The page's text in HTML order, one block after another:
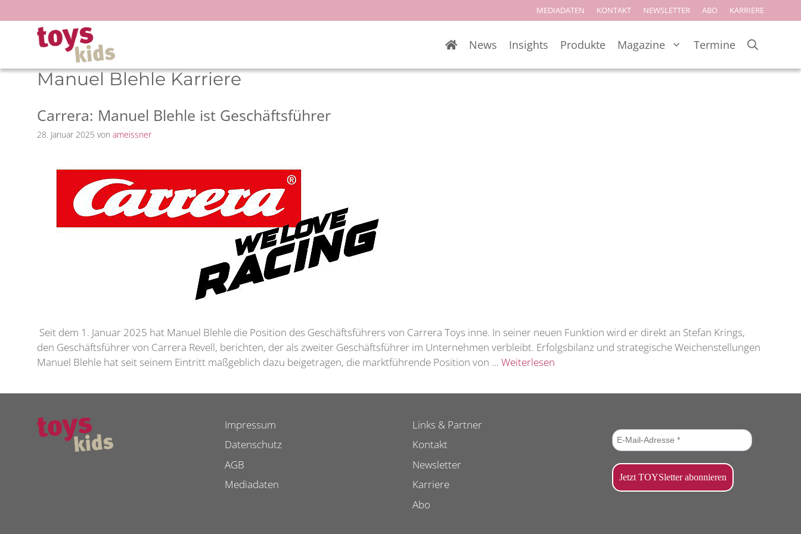
Inhalt
springen
MEDIADATEN KONTAKT NEWSLETTER ABO KARRIERE
News Insights Produkte Magazine Termine
Manuel Blehle Karriere
Carrera: Manuel Blehle ist Geschäftsführer
28. Januar 2025 von ameissner
Seit dem 1. Januar 2025 hat Manuel Blehle die Position des Geschäftsführers von Carrera Toys inne. In seiner neuen Funktion wird er direkt an Stefan Krings,
den Geschäftsführer von Carrera Revell, berichten, der als zweiter Geschäftsführer im Unternehmen verbleibt. Erfolgsbilanz und strategische Weichenstellungen
Manuel Blehle hat seit seinem Eintritt maßgeblich dazu beigetragen, die marktführende Position von … Weiterlesen
Impressum
Datenschutz
AGB
Mediadaten
Links & Partner
Kontakt
Newsletter
Karriere
Abo